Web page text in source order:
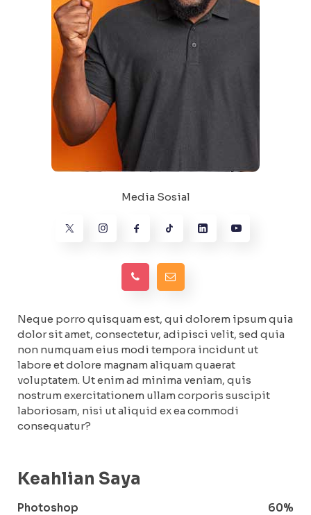
Media Sosial
Neque porro quisquam est, qui dolorem ipsum quia
dolor sit amet, consectetur, adipisci velit, sed quia
non numquam eius modi tempora incidunt ut
labore et dolore magnam aliquam quaerat
voluptatem. Ut enim ad minima veniam, quis
nostrum exercitationem ullam corporis suscipit
laboriosam, nisi ut aliquid ex ea commodi
consequatur?
Keahlian Saya
Photoshop 80%